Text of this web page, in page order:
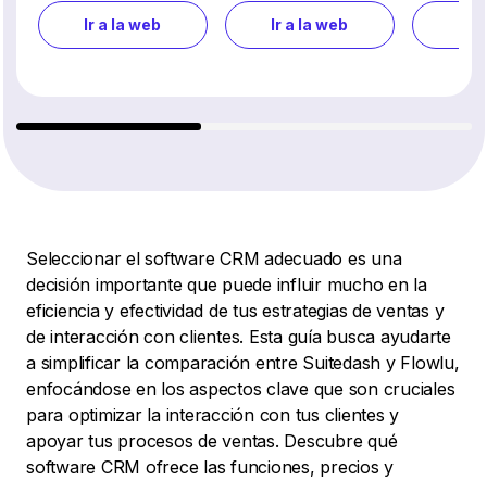
Ir a la web Ir a la web
Seleccionar el software CRM adecuado es una
decisión importante que puede influir mucho en la
eficiencia y efectividad de tus estrategias de ventas y
de interacción con clientes. Esta guía busca ayudarte
a simplificar la comparación entre Suitedash y Flowlu,
enfocándose en los aspectos clave que son cruciales
para optimizar la interacción con tus clientes y
apoyar tus procesos de ventas. Descubre qué
software CRM ofrece las funciones, precios y